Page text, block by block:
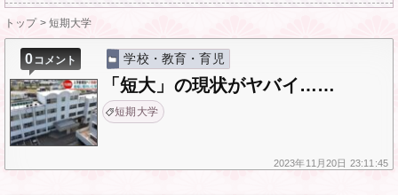
トップ> 短期大学
0コメント 学校・教育・育児
「短大」の現状がヤバイ……
短期大学
2023年11月20日 23:11:45